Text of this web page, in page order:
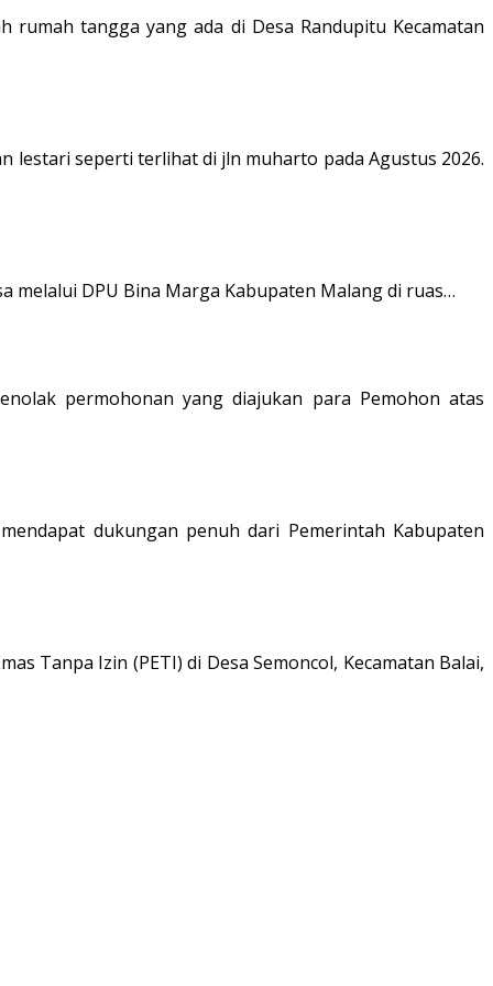
rumah tangga yang ada di Desa Randupitu Kecamatan
lestari seperti terlihat di jln muharto pada Agustus 2026.
melalui DPU Bina Marga Kabupaten Malang di ruas…
permohonan yang diajukan para Pemohon atas
dukungan penuh dari Pemerintah Kabupaten
Tanpa Izin (PETI) di Desa Semoncol, Kecamatan Balai,